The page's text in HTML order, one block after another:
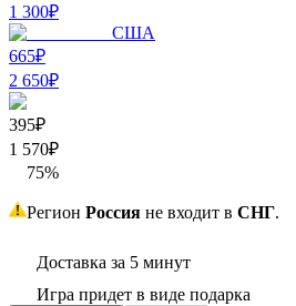
1 300₽
США
665₽
2 650₽
395₽
1 570₽
75%
Регион Россия не входит в СНГ.
Доставка за 5 минут
Игра придет в виде подарка